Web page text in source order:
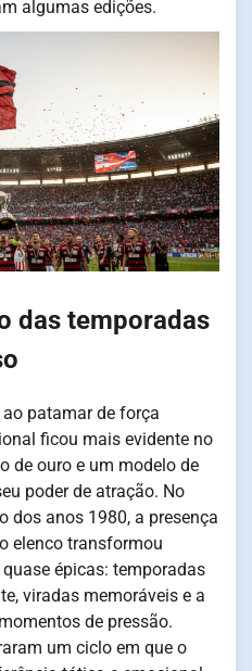
algumas edições.
das temporadas
patamar de força
ficou mais evidente no
de ouro e um modelo de
poder de atração. No
dos anos 1980, a presença
elenco transformou
épicas: temporadas
viradas memoráveis e a
de pressão.
um ciclo em que o